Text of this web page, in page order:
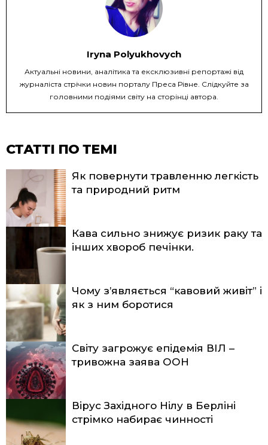
Iryna Polyukhovych
Актуальні новини, аналітика та ексклюзивні репортажі від
журналіста стрічки новин порталу Преса Рівне. Слідкуйте за
головними подіями світу на сторінці автора.
СТАТТІ ПО ТЕМІ
Як повернути травленню легкість
та природний ритм
Кава сильно знижує ризик раку та
інших хвороб печінки.
Чому з’являється “кавовий живіт” і
як з ним боротися
Світу загрожує епідемія ВІЛ –
тривожна заява ООН
Вірус Західного Нілу в Берліні
стрімко набирає чинності